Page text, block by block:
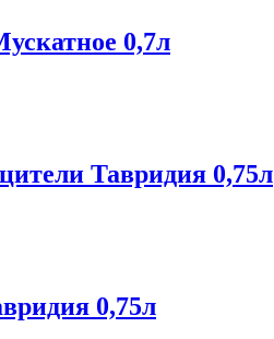
0,7л
Тавридия 0,75л
0,75л